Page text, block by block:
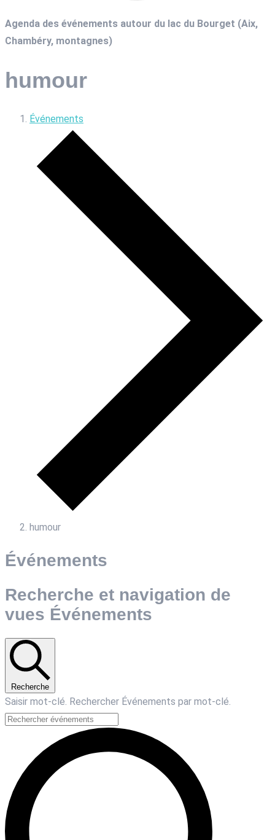
Agenda des événements autour du lac du Bourget (Aix,
Chambéry, montagnes)
humour
Événements
humour
Événements
Recherche et navigation de
vues Événements
Recherche
Saisir mot-clé. Rechercher Événements par mot-clé.